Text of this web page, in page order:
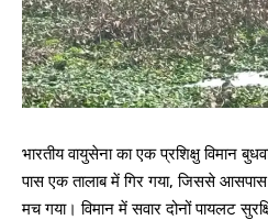
भारतीय वायुसेना का एक प्रशिक्षु विमान
पास एक तालाब में गिर गया, जिससे
मच गया। विमान में सवार दोनों पायलट